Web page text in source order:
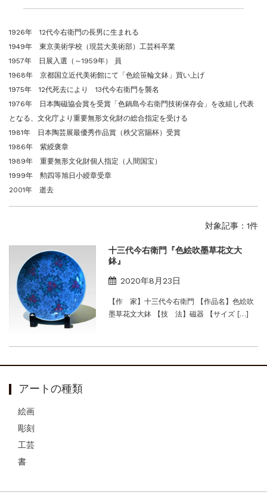
1926年 12代今右衛門の長男に生まれる
1949年 東京美術学校（現芸大美術部）工芸科卒業
1957年 日展入選（～1959年） 員
1968年 京都国立近代美術館にて「色絵笹輪文鉢」買い上げ
1975年 12代死去により 13代今右衛門を襲名
1976年 日本陶磁協会賞を受賞「色鍋島今右衛門技術保存会」を改組し代表
となる、文化庁より重要無形文化財の総合指定を受ける
1981年 日本陶芸展最優秀作品賞（秩父宮賜杯）受賞
1986年 紫綬褒章
1989年 重要無形文化財個人指定（人間国宝）
1999年 勲四等旭日小綬章受章
2001年 逝去
対象記事：1件
十三代今右衛門『色絵吹墨草花文大
鉢』
2020年8月23日
【作 家】十三代今右衛門 【作品名】色絵吹
墨草花文大鉢 【技 法】磁器 【サイズ […]
アートの種類
絵画
彫刻
工芸
書